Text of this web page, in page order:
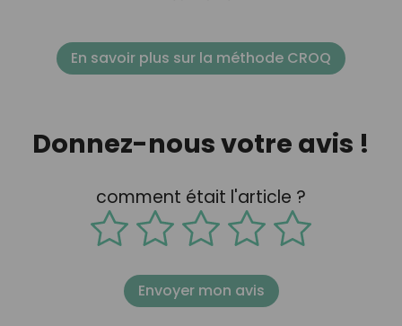
En savoir plus sur la méthode CROQ
Donnez-nous votre avis !
comment était l'article ?
Envoyer mon avis